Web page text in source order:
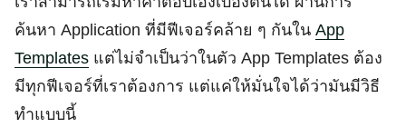
ค้นหา Application ที่มีฟีเจอร์คล้าย ๆ กันใน App
Templates แต่ไม่จำเป็นว่าในตัว App Templates ต้อง
มีทุกฟีเจอร์ที่เราต้องการ แต่แค่ให้มั่นใจได้ว่ามันมีวิธี
ทำแบบนี้